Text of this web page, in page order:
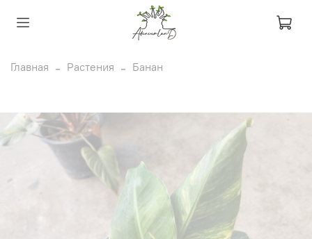
Главная Растения Банан